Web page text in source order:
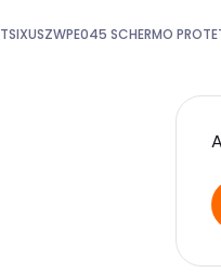
TSIXUSZWPE045 SCHERMO